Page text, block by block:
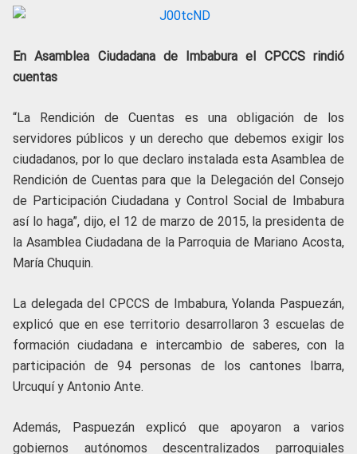
En Asamblea Ciudadana de Imbabura el CPCCS rindió
cuentas
“La Rendición de Cuentas es una obligación de los
servidores públicos y un derecho que debemos exigir los
ciudadanos, por lo que declaro instalada esta Asamblea de
Rendición de Cuentas para que la Delegación del Consejo
de Participación Ciudadana y Control Social de Imbabura
así lo haga”, dijo, el 12 de marzo de 2015, la presidenta de
la Asamblea Ciudadana de la Parroquia de Mariano Acosta,
María Chuquin.
La delegada del CPCCS de Imbabura, Yolanda Paspuezán,
explicó que en ese territorio desarrollaron 3 escuelas de
formación ciudadana e intercambio de saberes, con la
participación de 94 personas de los cantones Ibarra,
Urcuquí y Antonio Ante.
Además, Paspuezán explicó que apoyaron a varios
gobiernos autónomos descentralizados parroquiales